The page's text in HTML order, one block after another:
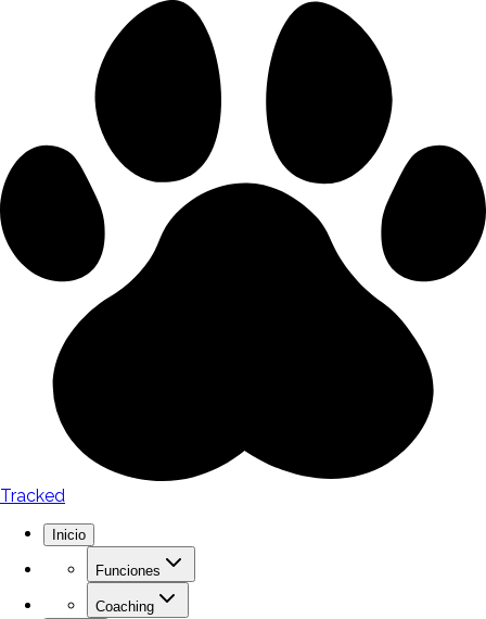
Tracked
Inicio
Funciones
Coaching